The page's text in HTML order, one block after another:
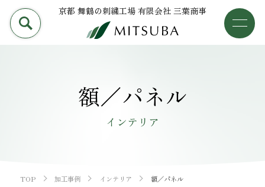
京都 舞鶴の刺繍工場 有限会社 三葉商事
加工事例
PRODUCT 加工事例
額／パネル
インテリア
TOP 加工事例 インテリア 額／パネル